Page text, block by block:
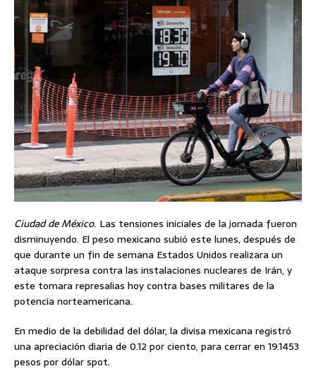
Ciudad de México. Las tensiones iniciales de la jornada fueron
disminuyendo. El peso mexicano subió este lunes, después de
que durante un fin de semana Estados Unidos realizara un
ataque sorpresa contra las instalaciones nucleares de Irán, y
este tomara represalias hoy contra bases militares de la
potencia norteamericana.
En medio de la debilidad del dólar, la divisa mexicana registró
una apreciación diaria de 0.12 por ciento, para cerrar en 19.1453
pesos por dólar spot.